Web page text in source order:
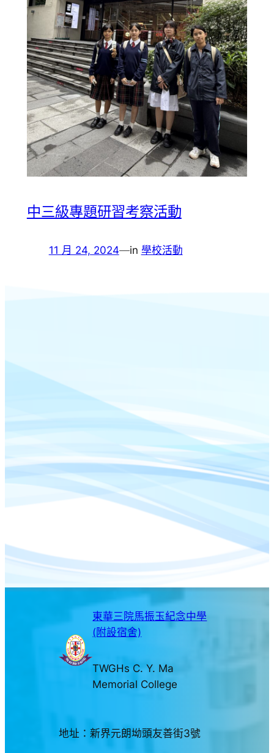
中三級專題研習考察活動
11 月 24, 2024—in 學校活動
東華三院馬振玉紀念中學
(附設宿舍)
TWGHs C. Y. Ma
Memorial College
地址：新界元朗坳頭友善街3號